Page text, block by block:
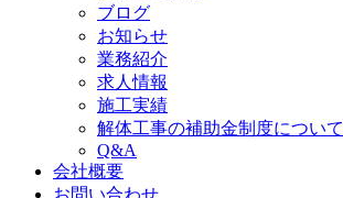
ブログ
お知らせ
業務紹介
求人情報
施工実績
解体工事の補助金制度について
Q&A
会社概要
お問い合わせ